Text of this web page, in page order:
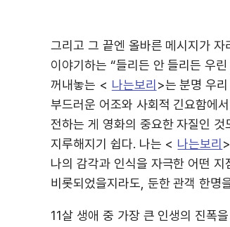
그리고 그 끝엔 올바른 메시지가
이야기하는 “들리든 안 들리든 우
꺼내놓는 < 나는보리 >는 분명 우
부드러운 어조와 사회적 긴요함에
전하는 게 영화의 중요한 자질인
지루해지기 쉽다. 나는 < 나는보리
나의 감각과 인식을 자극한 어떤
비롯되었을지라도, 둔한 관객 한명
11살 생애 중 가장 큰 인생의 진폭